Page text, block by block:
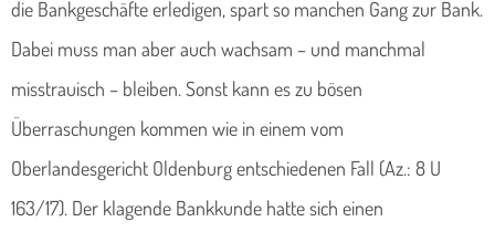
die Bankgeschäfte erledigen, spart so manchen Gang zur Bank.
Dabei muss man aber auch wachsam – und manchmal
misstrauisch – bleiben. Sonst kann es zu bösen
Überraschungen kommen wie in einem vom
Oberlandesgericht Oldenburg entschiedenen Fall (Az.: 8 U
163/17). Der klagende Bankkunde hatte sich einen